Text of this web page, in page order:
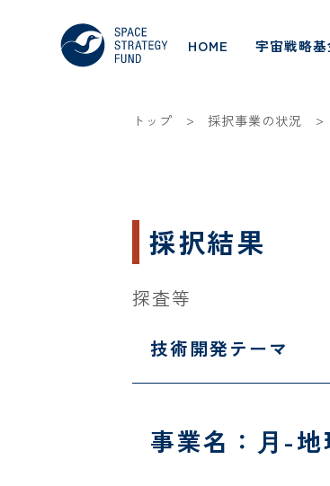
HOME 宇宙戦略
トップ > 採択事業の状況 >
採択結果
探査等
技術開発テーマ
事業名：⽉-